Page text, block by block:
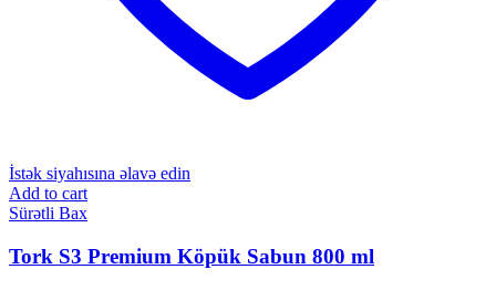
İstək siyahısına əlavə edin
Add to cart
Sürətli Bax
Tork S3 Premium Köpük Sabun 800 ml